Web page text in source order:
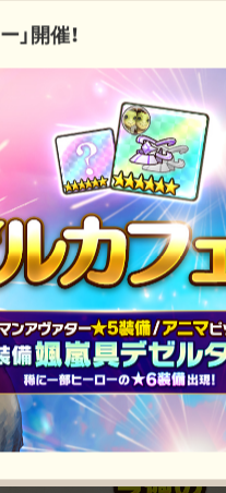
開催！
念パック・魔晶装備パック販売
開催！